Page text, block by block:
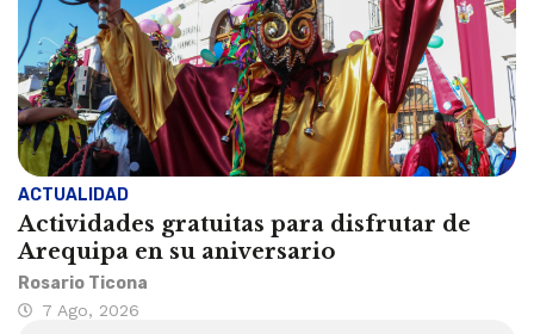
ACTUALIDAD
Actividades gratuitas para disfrutar de
Arequipa en su aniversario
Rosario Ticona
7 Ago, 2026